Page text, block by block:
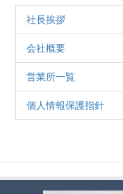
社長挨拶
会社概要
営業所一覧
個人情報保護指針